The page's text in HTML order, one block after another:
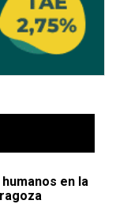
en la